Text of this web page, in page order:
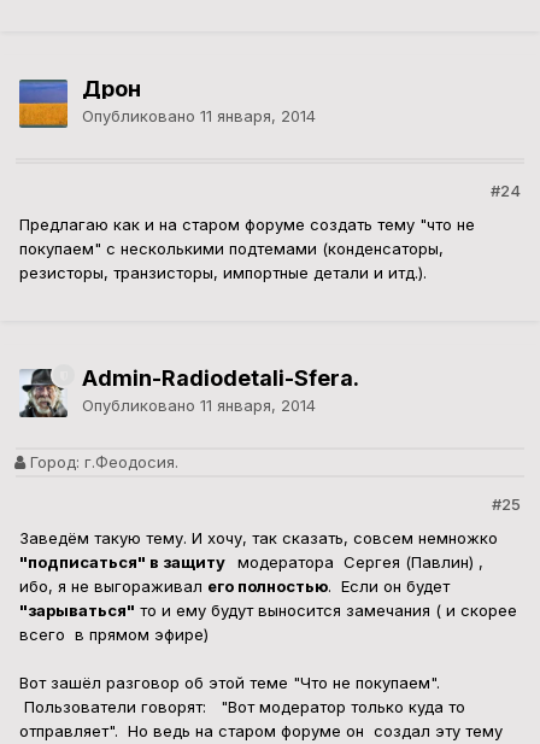
Дрон
Опубликовано 11 января, 2014
#24
Предлагаю как и на старом форуме создать тему "что не
покупаем" с несколькими подтемами (конденсаторы,
резисторы, транзисторы, импортные детали и итд.).
Admin-Radiodetali-Sfera.
Опубликовано 11 января, 2014
Город: г.Феодосия.
#25
Заведём такую тему. И хочу, так сказать, совсем немножко
"подписаться" в защиту
модератора Сергея (Павлин) ,
ибо, я не выгораживал его полностью. Если он будет
"зарываться" то и ему будут выносится замечания ( и скорее
всего в прямом эфире)
Вот зашёл разговор об этой теме "Что не покупаем".
Пользователи говорят: "Вот модератор только куда то
отправляет". Но ведь на старом форуме он создал эту тему